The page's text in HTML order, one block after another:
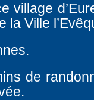
village
la Ville
de